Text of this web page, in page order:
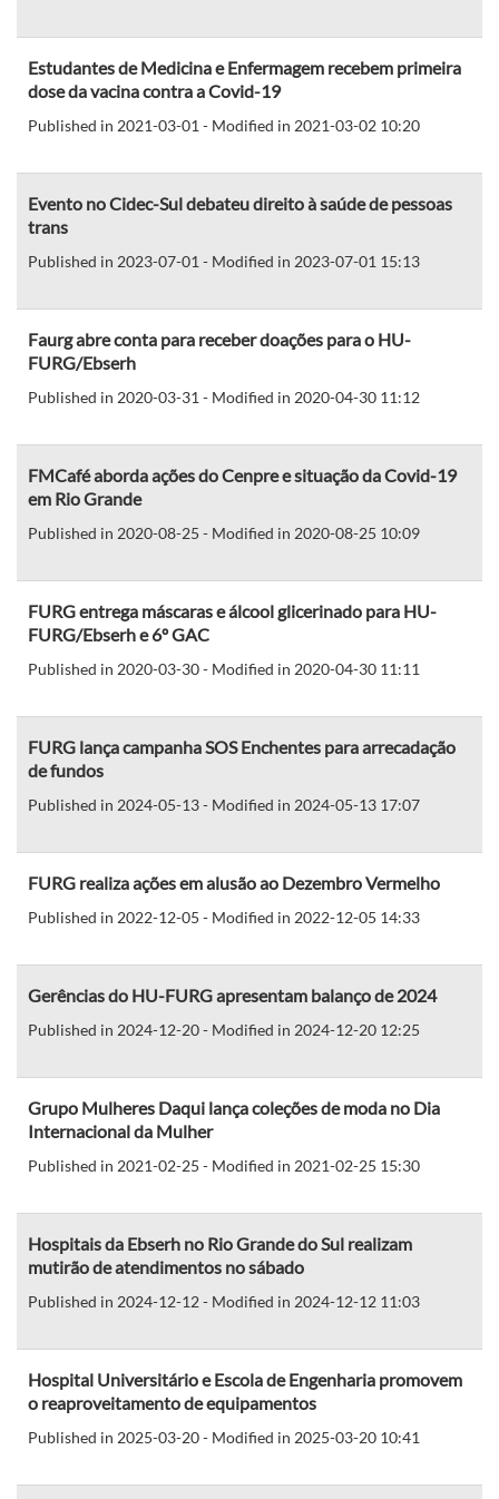
Estudantes de Medicina e Enfermagem recebem primeira
dose da vacina contra a Covid-19
Published in 2021-03-01 - Modified in 2021-03-02 10:20
Evento no Cidec-Sul debateu direito à saúde de pessoas
trans
Published in 2023-07-01 - Modified in 2023-07-01 15:13
Faurg abre conta para receber doações para o HU-
FURG/Ebserh
Published in 2020-03-31 - Modified in 2020-04-30 11:12
FMCafé aborda ações do Cenpre e situação da Covid-19
em Rio Grande
Published in 2020-08-25 - Modified in 2020-08-25 10:09
FURG entrega máscaras e álcool glicerinado para HU-
FURG/Ebserh e 6º GAC
Published in 2020-03-30 - Modified in 2020-04-30 11:11
FURG lança campanha SOS Enchentes para arrecadação
de fundos
Published in 2024-05-13 - Modified in 2024-05-13 17:07
FURG realiza ações em alusão ao Dezembro Vermelho
Published in 2022-12-05 - Modified in 2022-12-05 14:33
Gerências do HU-FURG apresentam balanço de 2024
Published in 2024-12-20 - Modified in 2024-12-20 12:25
Grupo Mulheres Daqui lança coleções de moda no Dia
Internacional da Mulher
Published in 2021-02-25 - Modified in 2021-02-25 15:30
Hospitais da Ebserh no Rio Grande do Sul realizam
mutirão de atendimentos no sábado
Published in 2024-12-12 - Modified in 2024-12-12 11:03
Hospital Universitário e Escola de Engenharia promovem
o reaproveitamento de equipamentos
Published in 2025-03-20 - Modified in 2025-03-20 10:41